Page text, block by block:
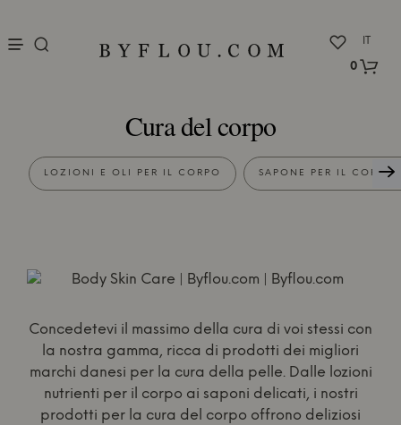
IT
0
Cura del corpo
LOZIONI E OLI PER IL CORPO SAPONE PER IL CORPO
Concedetevi il massimo della cura di voi stessi con
la nostra gamma, ricca di prodotti dei migliori
marchi danesi per la cura della pelle. Dalle lozioni
nutrienti per il corpo ai saponi delicati, i nostri
prodotti per la cura del corpo offrono deliziosi